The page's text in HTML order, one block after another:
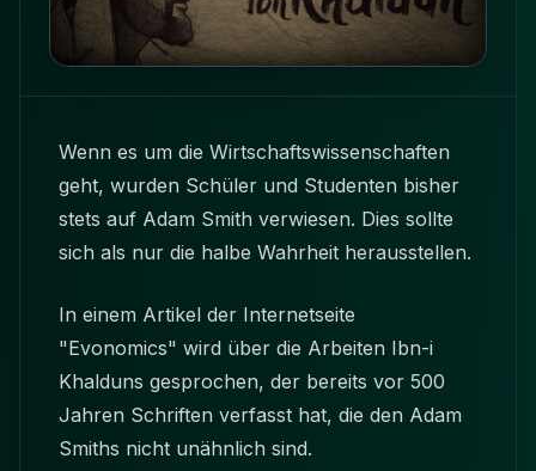
Wenn es um die Wirtschaftswissenschaften
geht, wurden Schüler und Studenten bisher
stets auf Adam Smith verwiesen. Dies sollte
sich als nur die halbe Wahrheit herausstellen.
In einem Artikel der Internetseite
"Evonomics" wird über die Arbeiten Ibn-i
Khalduns gesprochen, der bereits vor 500
Jahren Schriften verfasst hat, die den Adam
Smiths nicht unähnlich sind.